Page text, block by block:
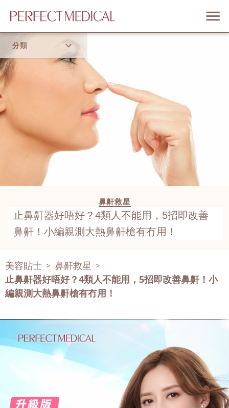
分類
鼻鼾救星
止鼻鼾器好唔好？4類人不能用，5招即改善
鼻鼾！小編親測大熱鼻鼾槍有冇用！
美容貼士 > 鼻鼾救星 >
止鼻鼾器好唔好？4類人不能用，5招即改善鼻鼾！小
編親測大熱鼻鼾槍有冇用！